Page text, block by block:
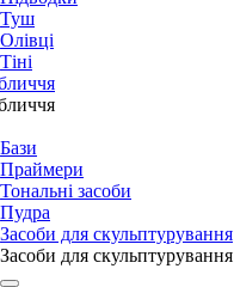
Туш
Олівці
Тіні
Бази
Праймери
Тональні засоби
Пудра
Засоби для скульптурування
Засоби для скульптурування